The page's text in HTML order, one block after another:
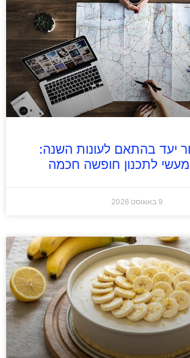
יעד בהתאם לעונות השנה:
לתכנון חופשה חכמה
9 באוגוסט 2026